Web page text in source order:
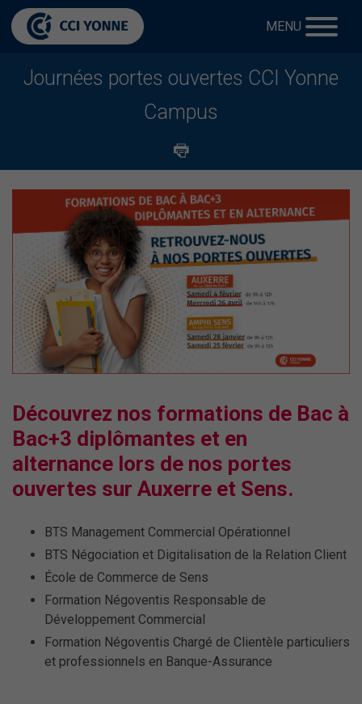
MENU
Journées portes ouvertes CCI Yonne
Campus
Découvrez nos formations de Bac à
Bac+3 diplômantes et en
alternance lors de nos portes
ouvertes sur Auxerre et Sens.
BTS Management Commercial Opérationnel
BTS Négociation et Digitalisation de la Relation Client
École de Commerce de Sens
Formation Négoventis Responsable de
Développement Commercial
Formation Négoventis Chargé de Clientèle particuliers
et professionnels en Banque-Assurance